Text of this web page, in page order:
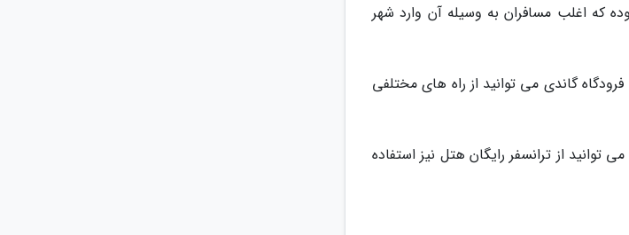
که اغلب مسافران به وسیله آن وارد شهر
از رسیدن به فرودگاه گاندی می توانید از راه های مختلفی
از ترانسفر رایگان هتل نیز استفاده